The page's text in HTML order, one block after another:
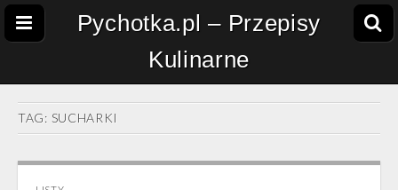
Pychotka.pl – Przepisy
Kulinarne
TAG: SUCHARKI